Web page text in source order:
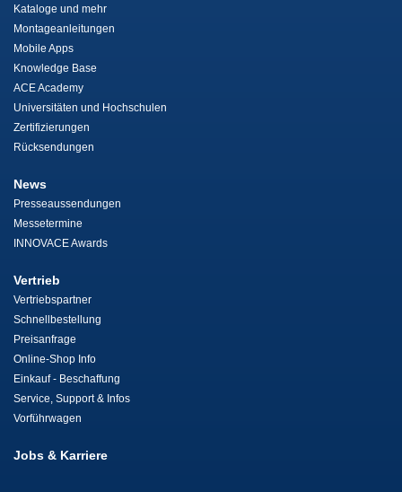
Kataloge und mehr
Montageanleitungen
Mobile Apps
Knowledge Base
ACE Academy
Universitäten und Hochschulen
Zertifizierungen
Rücksendungen
News
Presseaussendungen
Messetermine
INNOVACE Awards
Vertrieb
Vertriebspartner
Schnellbestellung
Preisanfrage
Online-Shop Info
Einkauf - Beschaffung
Service, Support & Infos
Vorführwagen
Jobs & Karriere